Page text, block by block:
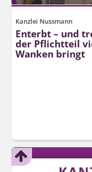
Kanzlei Nussmann
Enterbt – und
der Pflichtteil
Wanken bringt